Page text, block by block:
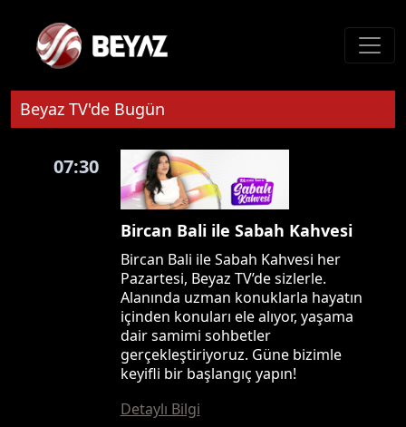
Beyaz TV'de Bugün
07:30
Bircan Bali ile Sabah Kahvesi
Bircan Bali ile Sabah Kahvesi her
Pazartesi, Beyaz TV’de sizlerle.
Alanında uzman konuklarla hayatın
içinden konuları ele alıyor, yaşama
dair samimi sohbetler
gerçekleştiriyoruz. Güne bizimle
keyifli bir başlangıç yapın!
Detaylı Bilgi